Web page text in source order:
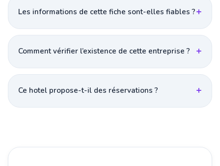
Les informations de cette fiche sont-elles fiables ?
Comment vérifier l’existence de cette entreprise ?
Ce hotel propose-t-il des réservations ?